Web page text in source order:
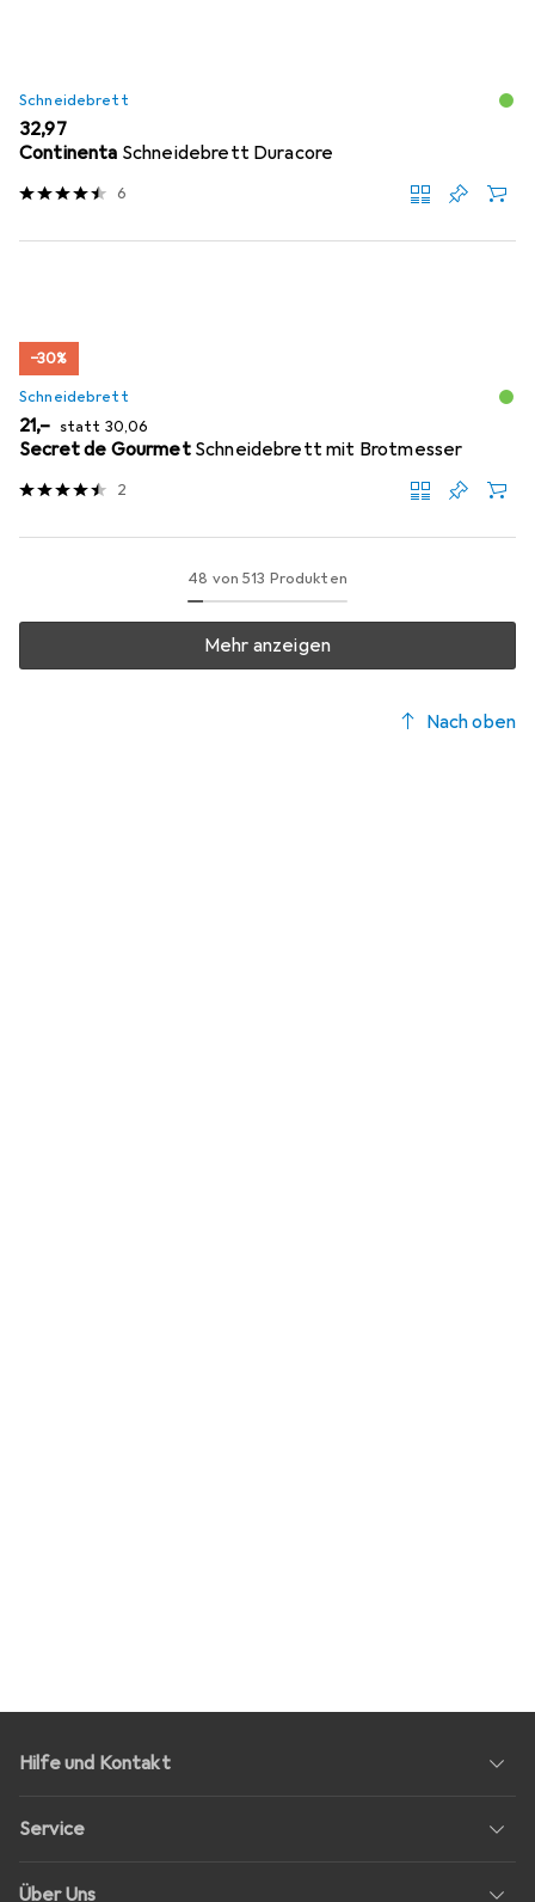
Schneidebrett
EUR
32,97
Continenta Schneidebrett Duracore
6
−30%
Schneidebrett
EUR
21,– statt EUR
30,06
Secret de Gourmet Schneidebrett mit Brotmesser
2
48 von 513 Produkten
Mehr anzeigen
Nach oben
Hilfe und Kontakt
Service
Über Uns